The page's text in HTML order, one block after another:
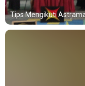
Tips Mengikuti